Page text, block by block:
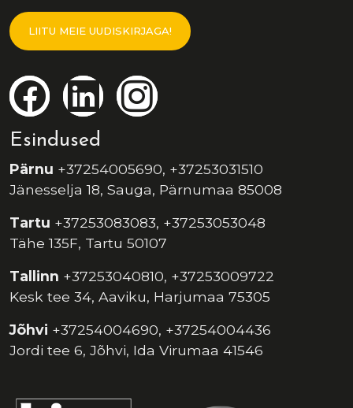
LIITU MEIE UUDISKIRJAGA!
Esindused
Pärnu +37254005690, +37253031510
Jänesselja 18, Sauga, Pärnumaa 85008
Tartu +37253083083, +37253053048
Tähe 135F, Tartu 50107
Tallinn +37253040810, +37253009722
Kesk tee 34, Aaviku, Harjumaa 75305
Jõhvi +37254004690, +37254004436
Jordi tee 6, Jõhvi, Ida Virumaa 41546